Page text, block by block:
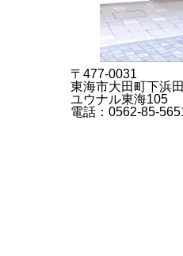
〒477-0031
東海市大田町下浜
ユウナル東海105
電話：0562-85-